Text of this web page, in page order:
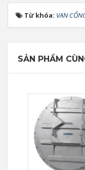
Từ khóa: VAN
SẢN PHẨM